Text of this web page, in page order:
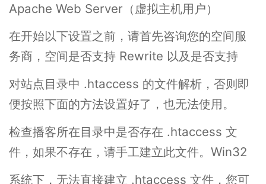
Apache Web Server（虚拟主机用户）
在开始以下设置之前，请首先咨询您的空间服
务商，空间是否支持 Rewrite 以及是否支持
对站点目录中 .htaccess 的文件解析，否则即
便按照下面的方法设置好了，也无法使用。
检查播客所在目录中是否存在 .htaccess 文
件，如果不存在，请手工建立此文件。Win32
系统下，无法直接建立 .htaccess 文件，您可